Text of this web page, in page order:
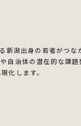
潟出身の若者がつな
自治体の潜在的な課
化します。